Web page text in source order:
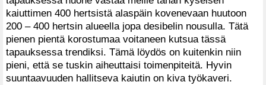
kaiuttimen 400 hertsistä alaspäin kovenevaan huutoon
200 – 400 hertsin alueella jopa desibelin nousulla. Tätä
pienen pientä korostumaa voitaneen kutsua tässä
tapauksessa trendiksi. Tämä löydös on kuitenkin niin
pieni, että se tuskin aiheuttaisi toimenpiteitä. Hyvin
suuntaavuuden hallitseva kaiutin on kiva työkaveri.